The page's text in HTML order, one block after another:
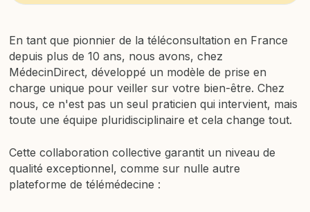
En tant que pionnier de la téléconsultation en France
depuis plus de 10 ans, nous avons, chez
MédecinDirect, développé un modèle de prise en
charge unique pour veiller sur votre bien-être. Chez
nous, ce n'est pas un seul praticien qui intervient, mais
toute une équipe pluridisciplinaire et cela change tout.
Cette collaboration collective garantit un niveau de
qualité exceptionnel, comme sur nulle autre
plateforme de télémédecine :